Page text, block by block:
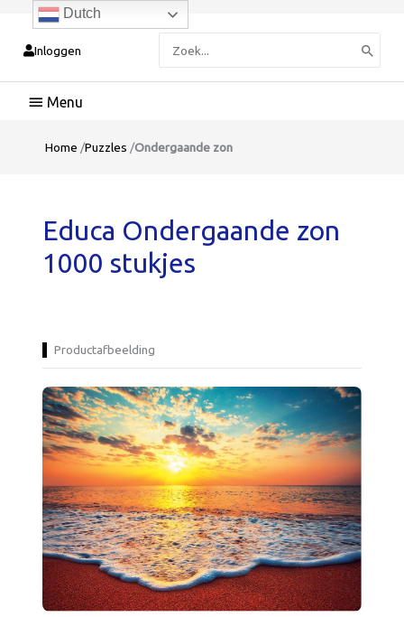
Inloggen
naar:
Hoofdmenu
Home /Puzzles /Ondergaande zon
Educa Ondergaande zon
1000 stukjes
Productafbeelding
Dutch